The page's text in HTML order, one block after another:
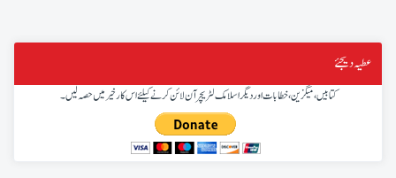
عطیہ دیجئے
کتابیں، میگزین، خطابات اور دیگر اسلامک لٹریچر آن لائن کرنے کیلئے اس کار خیر میں حصہ لیں۔